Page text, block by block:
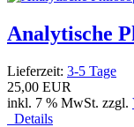
Analytische
Lieferzeit: 3-5 Tage
25,00 EUR
inkl. 7 % MwSt. zzgl.
Details